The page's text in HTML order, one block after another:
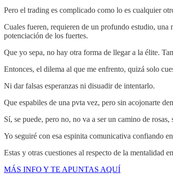
Pero el trading es complicado como lo es cualquier
Cuales fueren, requieren de un profundo estudio, una
potenciación de los fuertes.
Que yo sepa, no hay otra forma de llegar a la élite.
Entonces, el dilema al que me enfrento, quizá solo
Ni dar falsas esperanzas ni disuadir de intentarlo.
Que espabiles de una pvta vez, pero sin acojonarte
Sí, se puede, pero no, no va a ser un camino de
Yo seguiré con esa espinita comunicativa confiando
Estas y otras cuestiones al respecto de la mentalidad
MÁS INFO Y TE APUNTAS AQUÍ